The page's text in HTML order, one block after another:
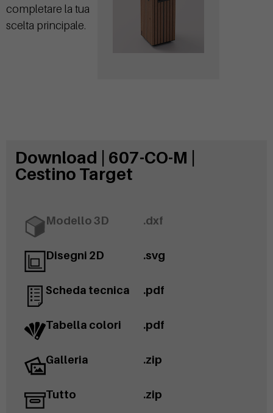
completare la tua
scelta principale.
Download | 607-CO-M |
Cestino Target
Modello 3D .dxf
Disegni 2D .svg
Scheda tecnica .pdf
Tabella colori .pdf
Galleria .zip
Tutto .zip